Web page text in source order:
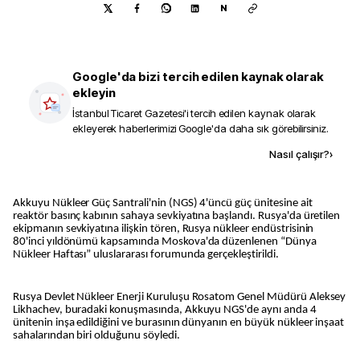
N
Google'da bizi tercih edilen kaynak olarak
ekleyin
İstanbul Ticaret Gazetesi'i tercih edilen kaynak olarak
ekleyerek haberlerimizi Google'da daha sık görebilirsiniz.
Nasıl çalışır?›
Akkuyu Nükleer Güç Santrali'nin (NGS) 4'üncü güç ünitesine ait
reaktör basınç kabının sahaya sevkiyatına başlandı. Rusya'da üretilen
ekipmanın sevkiyatına ilişkin tören, Rusya nükleer endüstrisinin
80'inci yıldönümü kapsamında Moskova'da düzenlenen “Dünya
Nükleer Haftası” uluslararası forumunda gerçekleştirildi.
Rusya Devlet Nükleer Enerji Kuruluşu Rosatom Genel Müdürü Aleksey
Likhachev, buradaki konuşmasında, Akkuyu NGS'de aynı anda 4
ünitenin inşa edildiğini ve burasının dünyanın en büyük nükleer inşaat
sahalarından biri olduğunu söyledi.